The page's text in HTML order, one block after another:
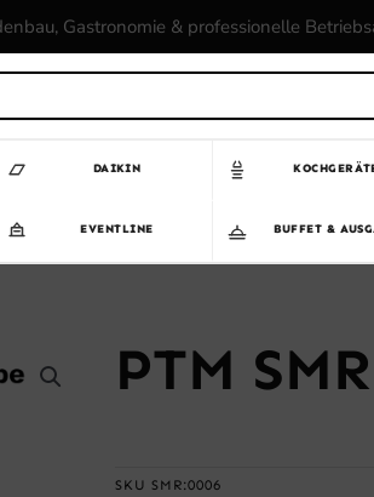
Gastronomie & professionelle
DAIKIN
EVENTLINE BUFFET &
PTM
SKU SMR:0006